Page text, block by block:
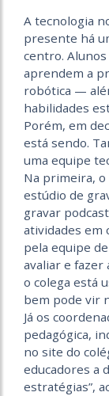
A tecnologia
presente há
centro.
aprendem a
robótica —
habilidades
Porém, em
está sendo.
uma equipe
Na primeira,
estúdio de
gravar
atividades em
pela equipe
avaliar e fazer
o colega está
bem pode vir
Já os
pedagógica,
no site do
educadores a
estratégias”,